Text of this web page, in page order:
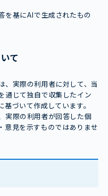
を基にAIで生成されたもの
て
、実際の利用者に対して、当
通じて独自で収集したイン
づいて作成しています。
実際の利用者が回答した個
意見を示すものではありませ